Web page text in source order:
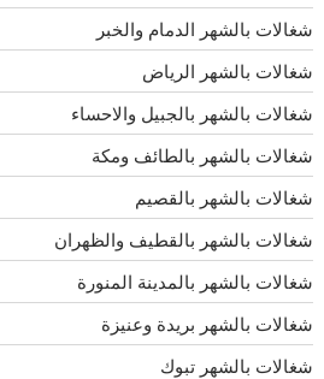
شغالات بالشهر الدمام والخبر
شغالات بالشهر الرياض
شغالات بالشهر بالجبيل والاحساء
شغالات بالشهر بالطائف ومكة
شغالات بالشهر بالقصيم
شغالات بالشهر بالقطيف والظهران
شغالات بالشهر بالمدينة المنورة
شغالات بالشهر بريدة وعنيزة
شغالات بالشهر تبوك